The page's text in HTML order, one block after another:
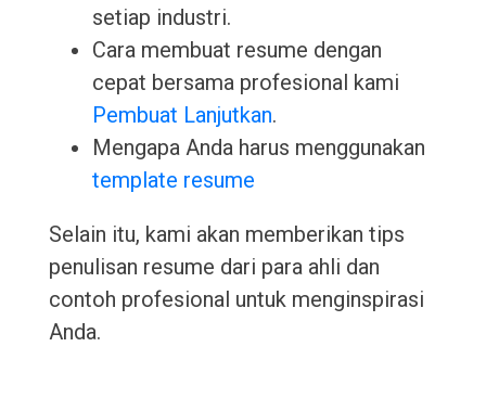
setiap industri.
Cara membuat resume dengan
cepat bersama profesional kami
Pembuat Lanjutkan.
Mengapa Anda harus menggunakan
template resume
Selain itu, kami akan memberikan tips
penulisan resume dari para ahli dan
contoh profesional untuk menginspirasi
Anda.